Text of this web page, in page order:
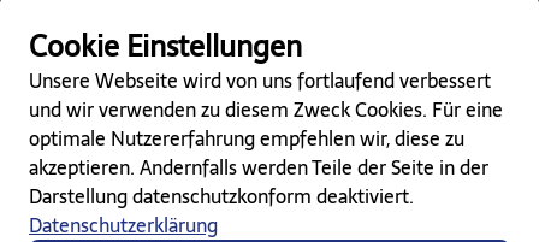
Typ Nummer
Primärstrom
Hilfsspannung
230V AC
Baubreite
Bauhöhe
117,8
Bautiefe
Messausgang [mA...V]
0...20 mA und 0...10 V
Cookie Einstellungen
Unsere Webseite wird von uns fortlaufend verbessert
und wir verwenden zu diesem Zweck Cookies. Für eine
optimale Nutzererfahrung empfehlen wir, diese zu
akzeptieren. Andernfalls werden Teile der Seite in der
Darstellung datenschutzkonform deaktiviert.
Datenschutzerklärung